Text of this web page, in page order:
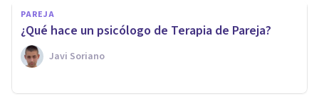
PAREJA
¿Qué hace un psicólogo de Terapia de Pareja?
Javi Soriano